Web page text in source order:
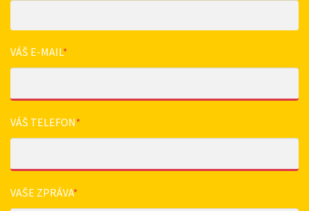
VÁŠ E-MAIL*
VÁŠ TELEFON*
VAŠE ZPRÁVA*